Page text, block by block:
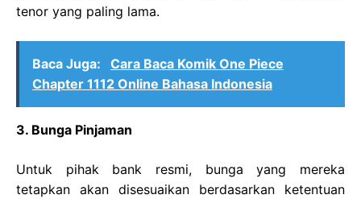
tenor yang paling lama.
Baca Juga:
Cara Baca Komik One Piece
Chapter 1112 Online Bahasa Indonesia
3. Bunga Pinjaman
Untuk pihak bank resmi, bunga yang mereka
tetapkan akan disesuaikan berdasarkan ketentuan